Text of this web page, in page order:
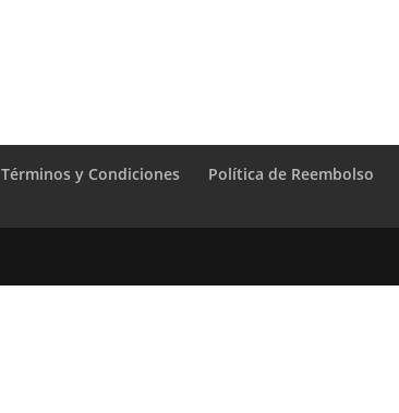
Términos y Condiciones Política de Reembolso